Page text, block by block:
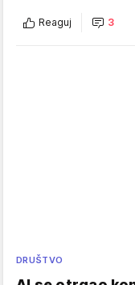
Reaguj 3
DRUŠTVO